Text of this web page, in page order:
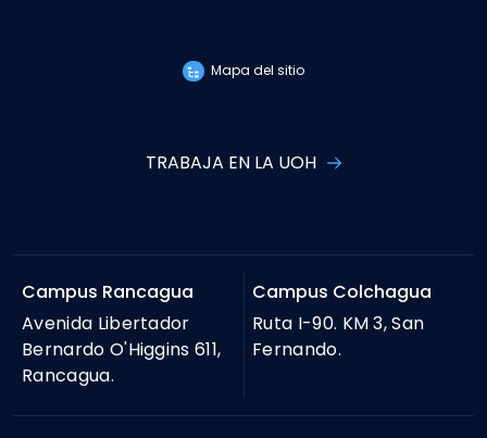
Mapa del sitio
TRABAJA EN LA UOH
Campus Rancagua
Avenida Libertador
Bernardo O'Higgins 611,
Rancagua.
Campus Colchagua
Ruta I-90. KM 3, San
Fernando.